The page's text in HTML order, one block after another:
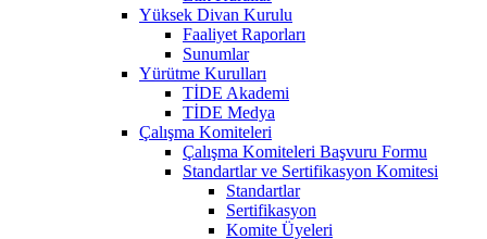
Yüksek Divan Kurulu
Faaliyet Raporları
Sunumlar
Yürütme Kurulları
TİDE Akademi
TİDE Medya
Çalışma Komiteleri
Çalışma Komiteleri Başvuru Formu
Standartlar ve Sertifikasyon Komitesi
Standartlar
Sertifikasyon
Komite Üyeleri